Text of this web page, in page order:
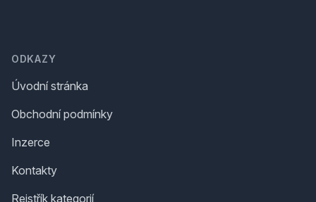
ODKAZY
Úvodní stránka
Obchodní podmínky
Inzerce
Kontakty
Rejstřík kategorií